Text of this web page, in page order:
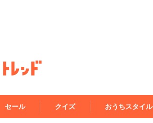
セール クイズ おうちスタイル